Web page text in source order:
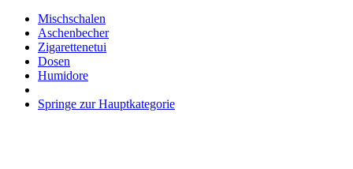
Mischschalen
Aschenbecher
Zigarettenetui
Dosen
Humidore
Springe zur Hauptkategorie